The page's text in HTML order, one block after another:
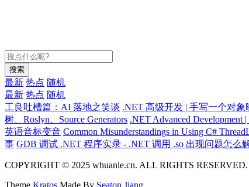
搜索
最新 热点 随机
最新 热点 随机
工良吐槽篇：AI 落地之笑谈 .NET 高级开发 | 手写一个对象
树、Roslyn、Source Generators .NET Advanced Development
英语音标变音 Common Misunderstandings in Using C#
事 GDB 调试 .NET 程序实录 - .NET 调用 .so 出现问题怎么
COPYRIGHT © 2025 whuanle.cn. ALL RIGHTS RESERVED.